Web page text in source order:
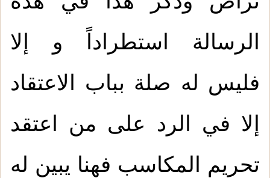
الرسالة استطراداً و إلا
فليس له صلة بباب الاعتقاد
إلا في الرد على من اعتقد
تحريم المكاسب فهنا يبين له